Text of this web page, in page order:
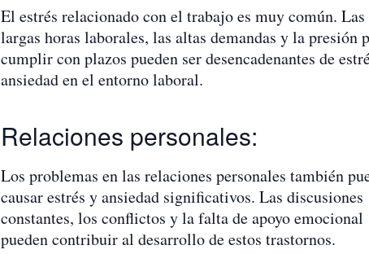
El estrés relacionado con el trabajo es muy común. Las
largas horas laborales, las altas demandas y la presión
cumplir con plazos pueden ser desencadenantes de
ansiedad en el entorno laboral.
Relaciones personales:
Los problemas en las relaciones personales también
causar estrés y ansiedad significativos. Las discusiones
constantes, los conflictos y la falta de apoyo emocional
pueden contribuir al desarrollo de estos trastornos.